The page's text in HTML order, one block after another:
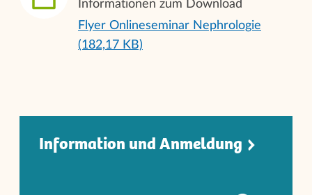
Informationen zum Download
Flyer Onlineseminar Nephrologie
(182,17 KB)
Information und Anmeldung